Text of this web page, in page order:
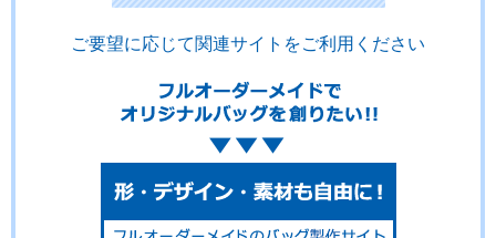
ご要望に応じて関連サイトをご利用ください